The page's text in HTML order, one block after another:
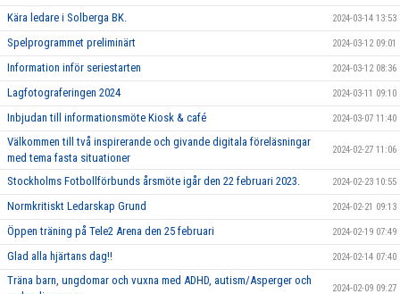
Kära ledare i Solberga BK. 2024-03-14 13:53
Spelprogrammet preliminärt 2024-03-12 09:01
Information inför seriestarten 2024-03-12 08:36
Lagfotograferingen 2024 2024-03-11 09:10
Inbjudan till informationsmöte Kiosk & café 2024-03-07 11:40
Välkommen till två inspirerande och givande digitala föreläsningar
med tema fasta situationer
2024-02-27 11:06
Stockholms Fotbollförbunds årsmöte igår den 22 februari 2023. 2024-02-23 10:55
Normkritiskt Ledarskap Grund 2024-02-21 09:13
Öppen träning på Tele2 Arena den 25 februari 2024-02-19 07:49
Glad alla hjärtans dag!! 2024-02-14 07:40
Träna barn, ungdomar och vuxna med ADHD, autism/Asperger och
2024-02-09 09:27